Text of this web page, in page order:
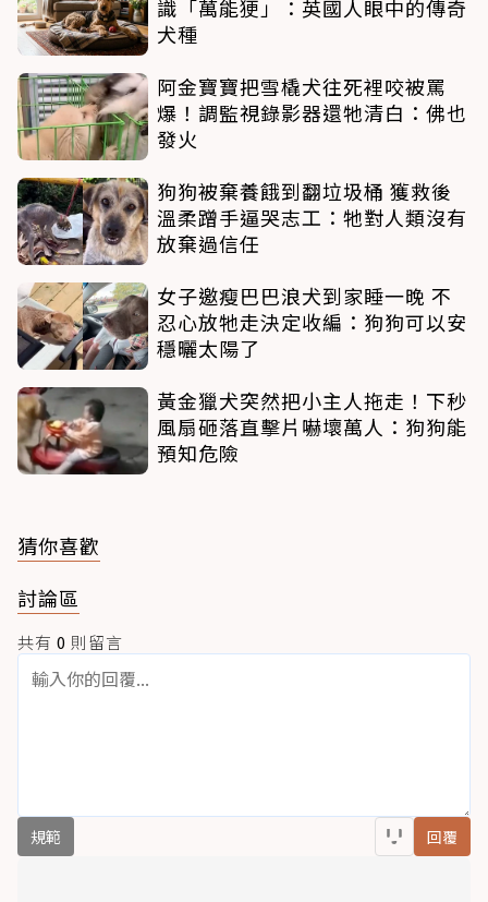
識「萬能㹴」：英國人眼中的傳奇
犬種
阿金寶寶把雪橇犬往死裡咬被罵
爆！調監視錄影器還牠清白：佛也
發火
狗狗被棄養餓到翻垃圾桶 獲救後
溫柔蹭手逼哭志工：牠對人類沒有
放棄過信任
女子邀瘦巴巴浪犬到家睡一晚 不
忍心放牠走決定收編：狗狗可以安
穩曬太陽了
黃金獵犬突然把小主人拖走！下秒
風扇砸落直擊片嚇壞萬人：狗狗能
預知危險
猜你喜歡
討論區
共有 0 則留言
規範 回覆